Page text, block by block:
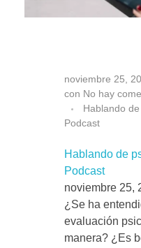
P
r
o
c
e
noviembre 25,
con No hay
Hablando
Podcast
Hablando de
Podcast
noviembre 25,
¿Se ha
evaluación
manera? ¿Es